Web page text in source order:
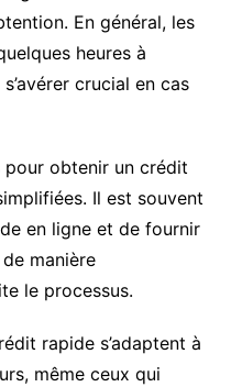
En général, les
heures à
crucial en cas
pour obtenir un crédit
Il est souvent
en ligne et de fournir
manière
le processus.
rapide s’adaptent à
même ceux qui